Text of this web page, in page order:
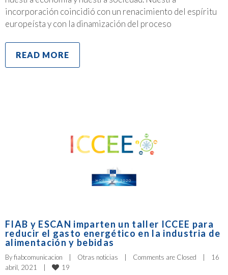
incorporación coincidió con un renacimiento del espíritu
europeísta y con la dinamización del proceso
READ MORE
FIAB y ESCAN imparten un taller ICCEE para
reducir el gasto energético en la industria de
alimentación y bebidas
By fiabcomunicacion Otras noticias Comments are Closed
16
abril, 2021
19